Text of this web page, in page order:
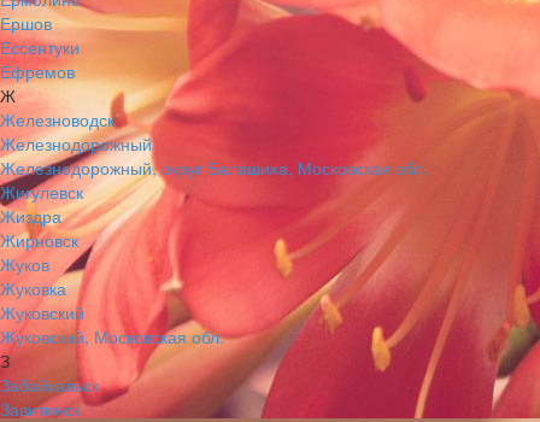
Ершов
Ессентуки
Ефремов
Ж
Железноводск
Железнодорожный
Железнодорожный, округ Балашиха, Московская обл.
Жигулевск
Жиздра
Жирновск
Жуков
Жуковка
Жуковский
Жуковский, Московская обл.
З
Забайкальск
Завитинск